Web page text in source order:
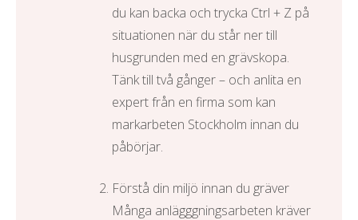
du kan backa och trycka Ctrl + Z på
situationen när du står ner till
husgrunden med en grävskopa.
Tänk till två gånger – och anlita en
expert från en firma som kan
markarbeten Stockholm innan du
påbörjar.
Förstå din miljö innan du gräver
Många anlägggningsarbeten kräver